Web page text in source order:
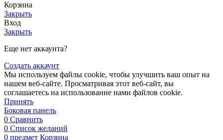
Корзина
Закрыть
Вход
Закрыть
Еще нет аккаунта?
Создать аккаунт
Мы используем файлы cookie, чтобы улучшить ваш опыт на
нашем веб-сайте. Просматривая этот веб-сайт, вы
соглашаетесь на использование нами файлов cookie.
Принять
Боковая панель
0 Сравнить
0 Список желаний
0 предмет Корзина